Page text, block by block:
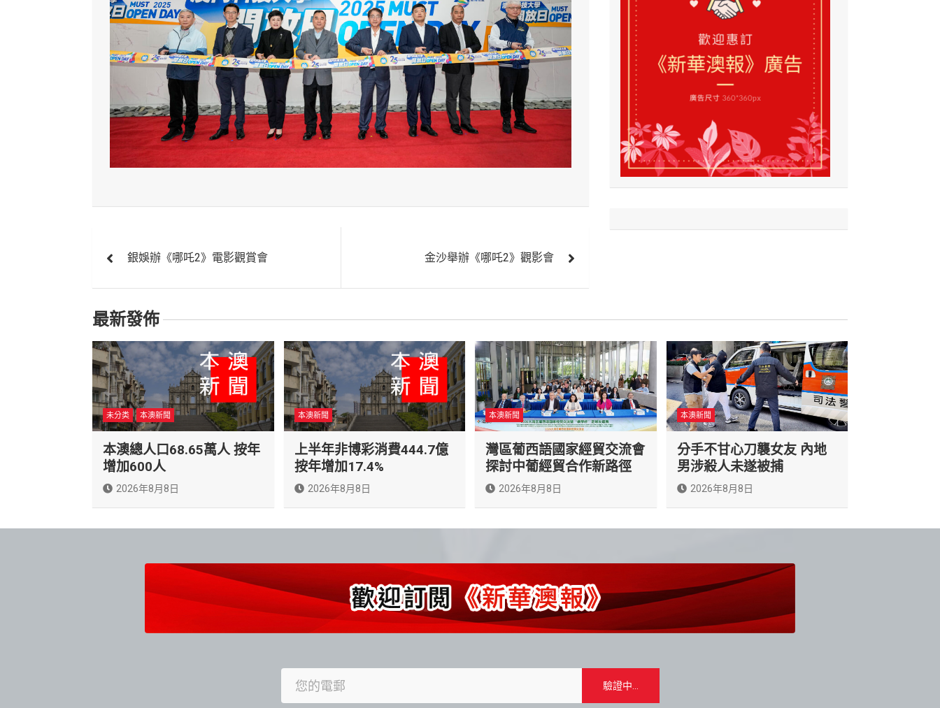
章
導
覽
銀娛辦《哪吒2》電影觀賞會 金沙舉辦《哪吒2》觀影會
最新發佈
未分类 本澳新聞
本澳總人口68.65萬人 按年
增加600人
2026年8月8日
本澳新聞
上半年非博彩消費444.7億
按年增加17.4%
2026年8月8日
本澳新聞
灣區葡西語國家經貿交流會
探討中葡經貿合作新路徑
2026年8月8日
本澳新聞
分手不甘心刀襲女友 內地
男涉殺人未遂被捕
2026年8月8日